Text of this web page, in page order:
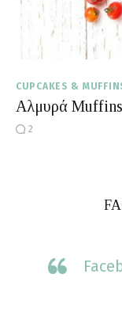
CUPCAKES &
Αλμυρά Muffins
2